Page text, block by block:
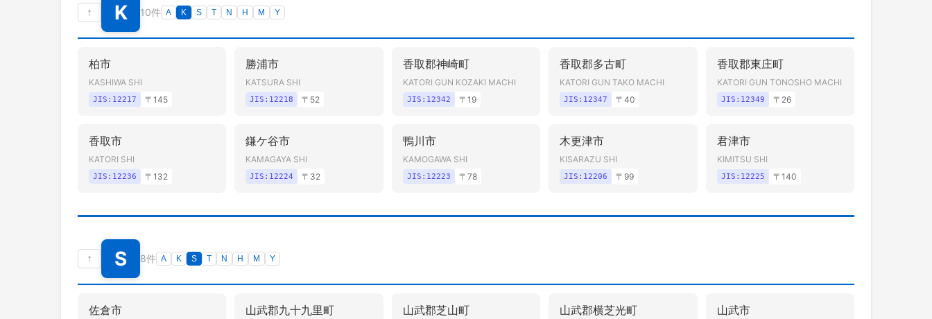
↑ K 10件 A K S T N H M Y
柏市
KASHIWA SHI
JIS: 12217 〒 145
勝浦市
KATSURA SHI
JIS: 12218 〒 52
香取郡神崎町
KATORI GUN KOZAKI MACHI
JIS: 12342 〒 19
香取郡多古町
KATORI GUN TAKO MACHI
JIS: 12347 〒40
香取郡東庄町
KATORI GUN TONOSHO MACHI
JIS: 12349 〒 26
香取市
KATORI SHI
JIS: 12236 〒 132
鎌ケ谷市
KAMAGAYA SHI
JIS: 12224 〒 32
鴨川市
KAMOGAWA SHI
JIS: 12223 〒 78
木更津市
KISARAZU SHI
JIS: 12206 〒99
君津市
KIMITSU SHI
JIS: 12225 〒 140
↑ S 8件 A K S T N H M Y
佐倉市 山武郡九十九里町 山武郡芝山町 山武郡横芝光町 山武市